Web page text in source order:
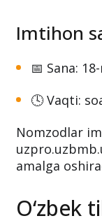
15-martga
Imtihon
🕓 Vaqti:
amalga